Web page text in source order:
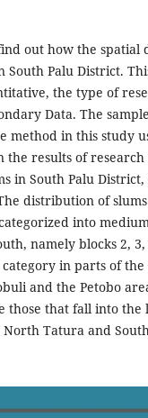
out how the spatial
South Palu District.
the type of
Data. The
method in this study
the results of
in South Palu
distribution of
into
namely blocks 2,
in parts of
and the Petobo
those that fall into the
Tatura and